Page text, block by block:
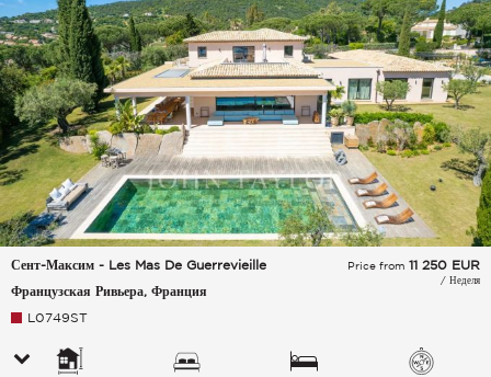
Сент-Максим - Les Mas De Guerrevieille
Французская Ривьера, Франция
Price from 11 250 EUR
/ Неделя
L0749ST